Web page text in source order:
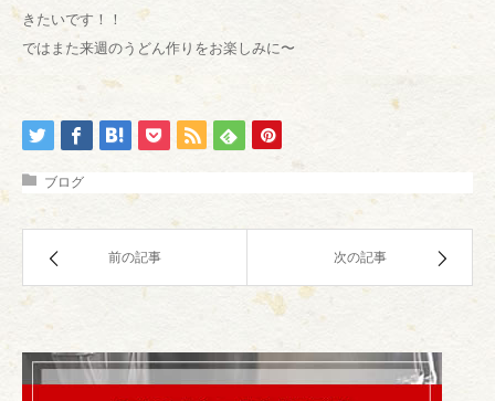
きたいです！！
ではまた来週のうどん作りをお楽しみに〜
ブログ
前の記事 次の記事